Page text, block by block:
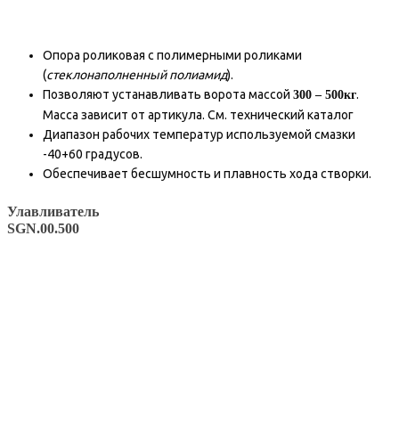
Опора роликовая с полимерными роликами
(стеклонаполненный полиамид).
Позволяют устанавливать ворота массой 300 – 500кг.
Масса зависит от артикула. См. технический каталог
Диапазон рабочих температур используемой смазки
-40+60 градусов.
Обеспечивает бесшумность и плавность хода створки.
Улавливатель
SGN.00.500